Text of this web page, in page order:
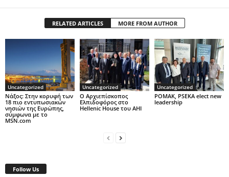
RELATED ARTICLES MORE FROM AUTHOR
Uncategorized
Νάξος: Στην κορυφή των
18 πιο εντυπωσιακών
νησιών της Ευρώπης,
σύμφωνα με το
MSN.com
Uncategorized
Ο Αρχιεπίσκοπος
Ελπιδοφόρος στο
Hellenic House του ΑΗΙ
Uncategorized
POMAK, PSEKA elect new
leadership
Follow Us